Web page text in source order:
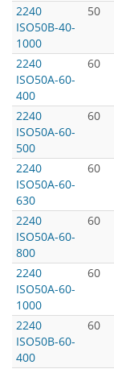
2240
ISO50B-40-
1000
50
2240
ISO50A-60-
400
60
2240
ISO50A-60-
500
60
2240
ISO50A-60-
630
60
2240
ISO50A-60-
800
60
2240
ISO50A-60-
1000
60
2240
ISO50B-60-
400
60